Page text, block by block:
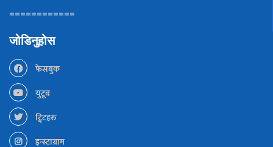
============
जोडिनुहोस
फेसबुक
युटूब
ट्विटहरु
इन्स्टाग्राम